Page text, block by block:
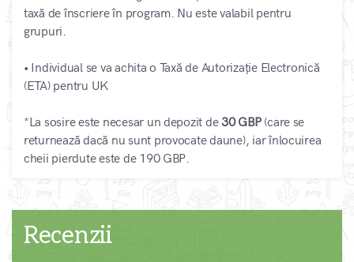
taxă de înscriere în program. Nu este valabil pentru
grupuri.
• Individual se va achita o Taxă de Autorizație Electronică
(ETA) pentru UK
*La sosire este necesar un depozit de30 GBP(care se
returnează dacă nu sunt provocate daune), iar înlocuirea
cheii pierdute este de 190 GBP.
Recenzii